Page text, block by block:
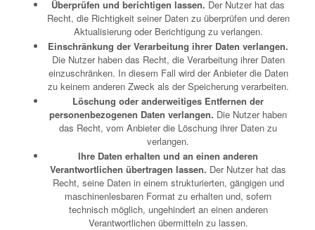
Überprüfen und berichtigen lassen. Der Nutzer hat das
Recht, die Richtigkeit seiner Daten zu überprüfen und deren
Aktualisierung oder Berichtigung zu verlangen.
Einschränkung der Verarbeitung ihrer Daten verlangen.
Die Nutzer haben das Recht, die Verarbeitung ihrer Daten
einzuschränken. In diesem Fall wird der Anbieter die Daten
zu keinem anderen Zweck als der Speicherung verarbeiten.
Löschung oder anderweitiges Entfernen der
personenbezogenen Daten verlangen. Die Nutzer haben
das Recht, vom Anbieter die Löschung ihrer Daten zu
verlangen.
Ihre Daten erhalten und an einen anderen
Verantwortlichen übertragen lassen. Der Nutzer hat das
Recht, seine Daten in einem strukturierten, gängigen und
maschinenlesbaren Format zu erhalten und, sofern
technisch möglich, ungehindert an einen anderen
Verantwortlichen übermitteln zu lassen.